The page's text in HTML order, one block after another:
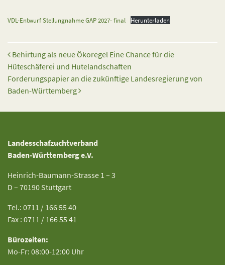
VDL-Entwurf Stellungnahme GAP 2027- final Herunterladen
Beitrags-Navigation
Behirtung als neue Ökoregel Eine Chance für die
Hüteschäferei und Hutelandschaften
Forderungspapier an die zukünftige Landesregierung von
Baden-Württemberg
Landesschafzuchtverband
Baden-Württemberg e.V.
Heinrich-Baumann-Strasse 1 – 3
D – 70190 Stuttgart
Tel.: 0711 / 166 55 40
Fax : 0711 / 166 55 41
Bürozeiten:
Mo-Fr: 08:00-12:00 Uhr